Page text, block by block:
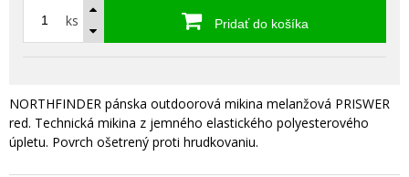
ks Pridať do košíka
NORTHFINDER pánska outdoorová mikina melanžová PRISWER
red. Technická mikina z jemného elastického polyesterového
úpletu. Povrch ošetrený proti hrudkovaniu.